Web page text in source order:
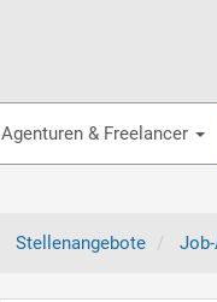
Agenturen & Freelancer
Stellenangebote